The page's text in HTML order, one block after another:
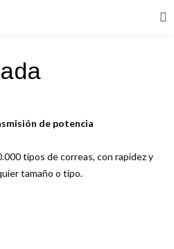
de potencia
tipos de correas, con rapidez y
tamaño o tipo.